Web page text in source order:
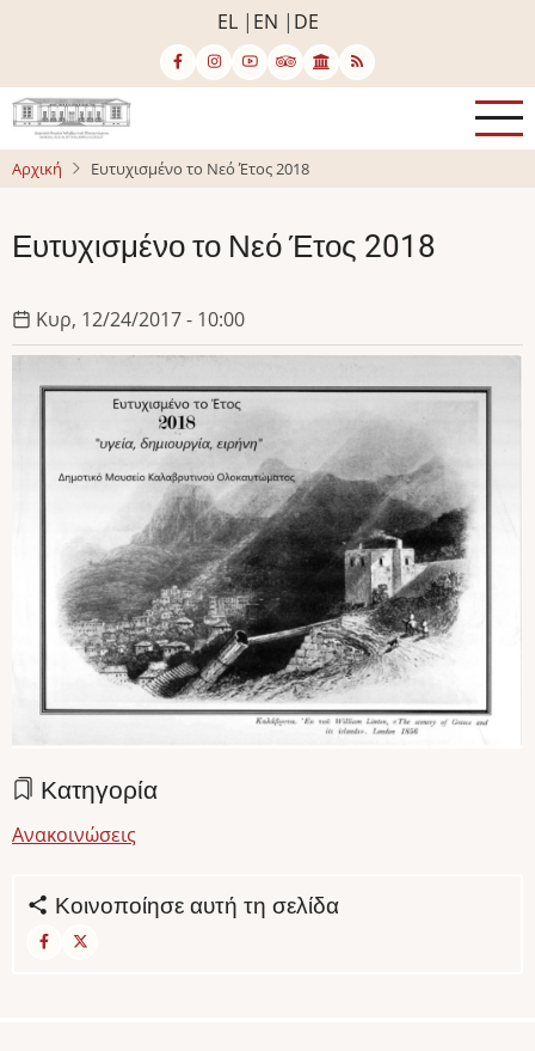
κυρίως
περιεχόμενο
EL EN DE
Αρχική Ευτυχισμένο το Νεό Έτος 2018
Ευτυχισμένο το Νεό Έτος 2018
Κυρ, 12/24/2017 - 10:00
Κατηγορία
Ανακοινώσεις
Κοινοποίησε αυτή τη σελίδα